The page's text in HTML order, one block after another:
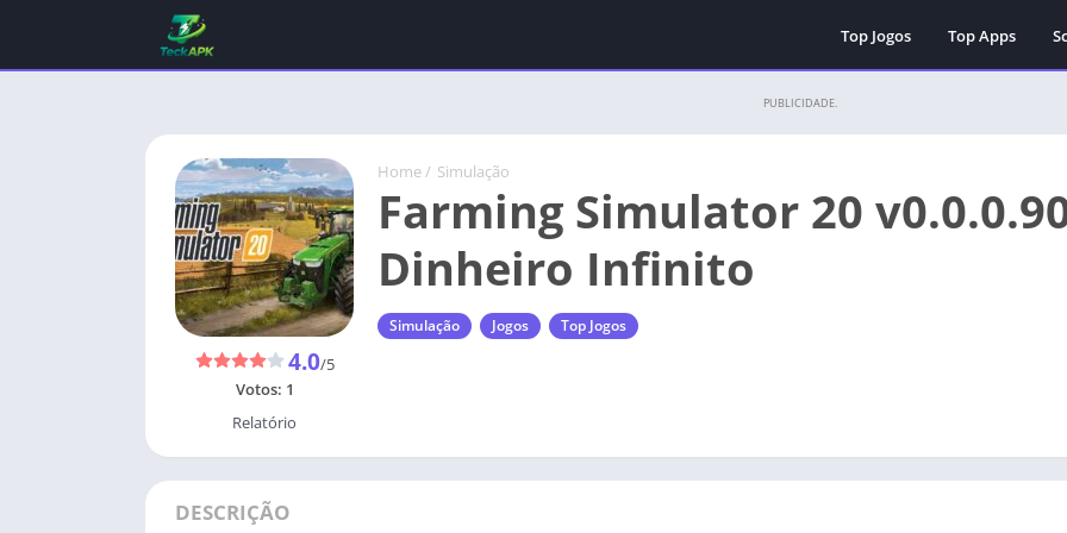
Top Jogos Top Apps
PUBLICIDADE.
Home / Simulação
Farming Simulator 20
Dinheiro Infinito
Simulação Jogos Top Jogos
4.0/5
Votos: 1
Relatório
DESCRIÇÃO